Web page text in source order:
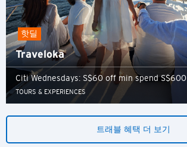
핫딜
Traveloka
Citi Wednesdays: S$60 off min spend S$600
TOURS & EXPERIENCES
트래블 혜택 더 보기
방콕, 태국
시드니, 호주
싱가포르
S